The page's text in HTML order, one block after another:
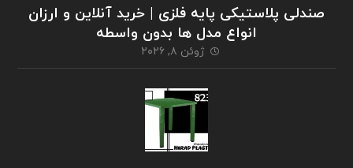
صندلی پلاستیکی پایه فلزی | خرید آنلاین و ارزان
انواع مدل ها بدون واسطه
ژوئن ۸, ۲۰۲۶